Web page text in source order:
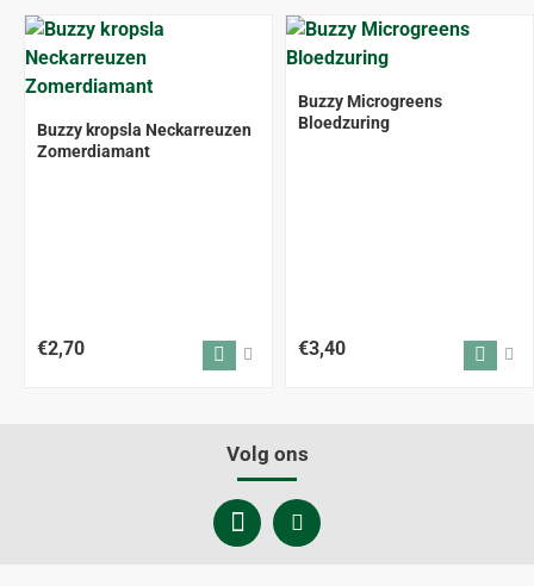
Buzzy kropsla Neckarreuzen
Zomerdiamant
€2,70
Buzzy Microgreens
Bloedzuring
€3,40
Volg ons